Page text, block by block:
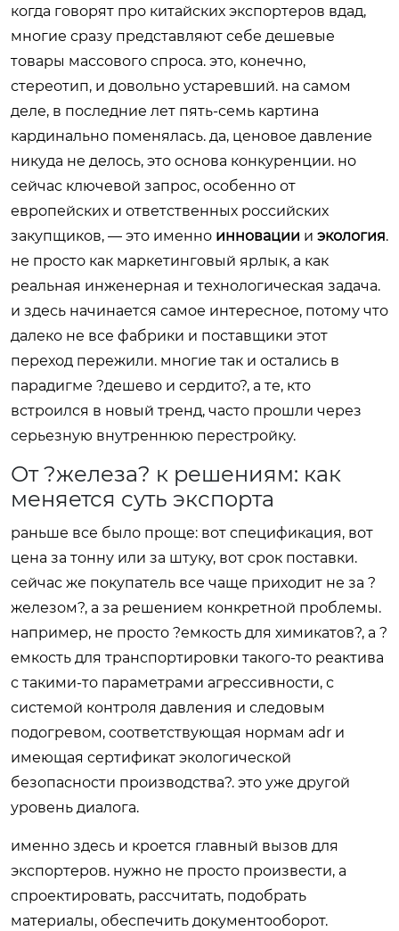
когда говорят про китайских экспортеров вдад,
многие сразу представляют себе дешевые
товары массового спроса. это, конечно,
стереотип, и довольно устаревший. на самом
деле, в последние лет пять-семь картина
кардинально поменялась. да, ценовое давление
никуда не делось, это основа конкуренции. но
сейчас ключевой запрос, особенно от
европейских и ответственных российских
закупщиков, — это именно инновации и экология.
не просто как маркетинговый ярлык, а как
реальная инженерная и технологическая задача.
и здесь начинается самое интересное, потому что
далеко не все фабрики и поставщики этот
переход пережили. многие так и остались в
парадигме ?дешево и сердито?, а те, кто
встроился в новый тренд, часто прошли через
серьезную внутреннюю перестройку.
От ?железа? к решениям: как
меняется суть экспорта
раньше все было проще: вот спецификация, вот
цена за тонну или за штуку, вот срок поставки.
сейчас же покупатель все чаще приходит не за ?
железом?, а за решением конкретной проблемы.
например, не просто ?емкость для химикатов?, а ?
емкость для транспортировки такого-то реактива
с такими-то параметрами агрессивности, с
системой контроля давления и следовым
подогревом, соответствующая нормам adr и
имеющая сертификат экологической
безопасности производства?. это уже другой
уровень диалога.
именно здесь и кроется главный вызов для
экспортеров. нужно не просто произвести, а
спроектировать, рассчитать, подобрать
материалы, обеспечить документооборот.